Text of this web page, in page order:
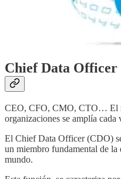
Chief Data Officer
CEO, CFO, CMO, CTO… El
organizaciones se amplía cada
El Chief Data Officer (CDO)
un miembro fundamental de la
mundo.